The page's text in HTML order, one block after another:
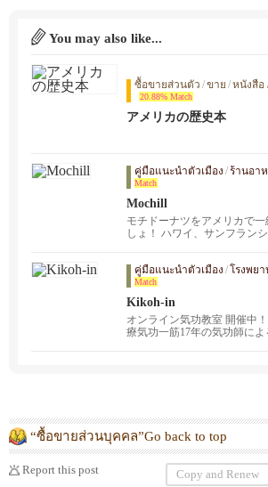
You may also like...
ซื้อขายส่วนตัว /ขาย /หนังสือ
20.88% Match
アメリカの歴史本
คู่มือแนะนำตัวเมือง /ร้านอา
Match
Mochill
モチドーナツをアメリカで一
しょ！ ハワイ、サンフラン
ーナツ以外にモチカップケ
ます。
คู่มือแนะนำตัวเมือง /โรงพย
Match
Kikoh-in
オンライン気功教室 開催中！
療気功一筋17年の気功師に
す。
“ซื้อขายส่วนบุคคล”Go back to top
Report this post Copy and Renew